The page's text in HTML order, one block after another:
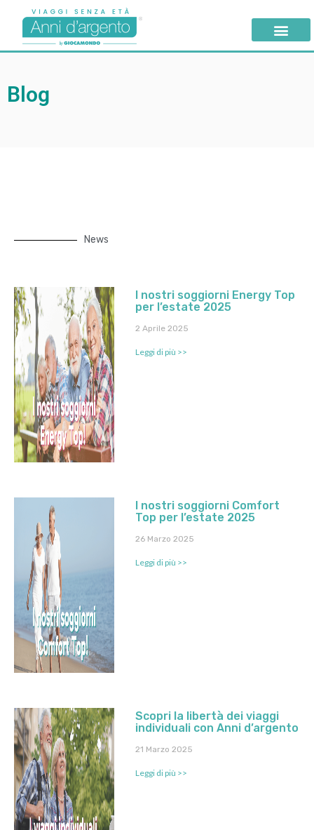
Blog
News
I nostri soggiorni Energy Top
per l’estate 2025
2 Aprile 2025
Leggi di più >>
I nostri soggiorni Comfort
Top per l’estate 2025
26 Marzo 2025
Leggi di più >>
Scopri la libertà dei viaggi
individuali con Anni d’argento
21 Marzo 2025
Leggi di più >>